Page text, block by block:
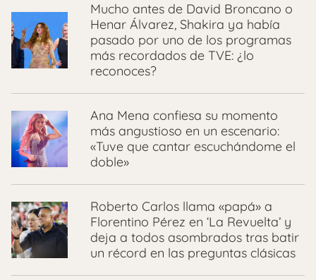
Mucho antes de David Broncano o
Henar Álvarez, Shakira ya había
pasado por uno de los programas
más recordados de TVE: ¿lo
reconoces?
Ana Mena confiesa su momento
más angustioso en un escenario:
«Tuve que cantar escuchándome el
doble»
Roberto Carlos llama «papá» a
Florentino Pérez en ‘La Revuelta’ y
deja a todos asombrados tras batir
un récord en las preguntas clásicas